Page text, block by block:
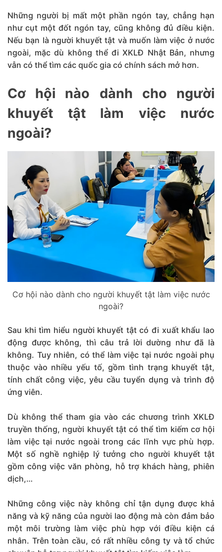
Những người bị mất một phần ngón tay, chẳng hạn
như cụt một đốt ngón tay, cũng không đủ điều kiện.
Nếu bạn là người khuyết tật và muốn làm việc ở nước
ngoài, mặc dù không thể đi XKLĐ Nhật Bản, nhưng
vẫn có thể tìm các quốc gia có chính sách mở hơn.
Cơ hội nào dành cho người
khuyết tật làm việc nước
ngoài?
Cơ hội nào dành cho người khuyết tật làm việc nước
ngoài?
Sau khi tìm hiểu người khuyết tật có đi xuất khẩu lao
động được không, thì câu trả lời dường như đã là
không. Tuy nhiên, có thể làm việc tại nước ngoài phụ
thuộc vào nhiều yếu tố, gồm tình trạng khuyết tật,
tính chất công việc, yêu cầu tuyển dụng và trình độ
ứng viên.
Dù không thể tham gia vào các chương trình XKLĐ
truyền thống, người khuyết tật có thể tìm kiếm cơ hội
làm việc tại nước ngoài trong các lĩnh vực phù hợp.
Một số nghề nghiệp lý tưởng cho người khuyết tật
gồm công việc văn phòng, hỗ trợ khách hàng, phiên
dịch,…
Những công việc này không chỉ tận dụng được khả
năng và kỹ năng của người lao động mà còn đảm bảo
một môi trường làm việc phù hợp với điều kiện cá
nhân. Trên toàn cầu, có rất nhiều công ty và tổ chức